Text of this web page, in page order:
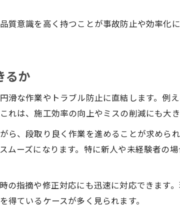
鉄筋工事における加工帳・施工図の使い方
鉄筋工事現場でのリスク管理と未然防止策
鉄筋施行時に守るべき法令と安全基準
鉄筋工事の安全衛生管理と現場実務の要点
鉄筋工事で事故を防ぐための現場教育とは
率的な鉄筋工事作業の進め方を伝授
鉄筋工事で無駄を省く作業管理のコツ
現場で活かせる鉄筋工事の時短テクニック
質意識を高く持つことが事故防止や効率化
るか
滑な作業やトラブル防止に直結します。例
は、施工効率の向上やミスの削減にも大き
ら、段取り良く作業を進めることが求めら
ムーズになります。特に新人や未経験者の
の指摘や修正対応にも迅速に対応できます
ているケースが多く見られます。